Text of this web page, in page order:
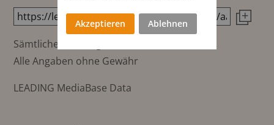
Sämtliche Preisangaben in CHF
Alle Angaben ohne Gewähr
LEADING MediaBase Data
Akzeptieren Ablehnen